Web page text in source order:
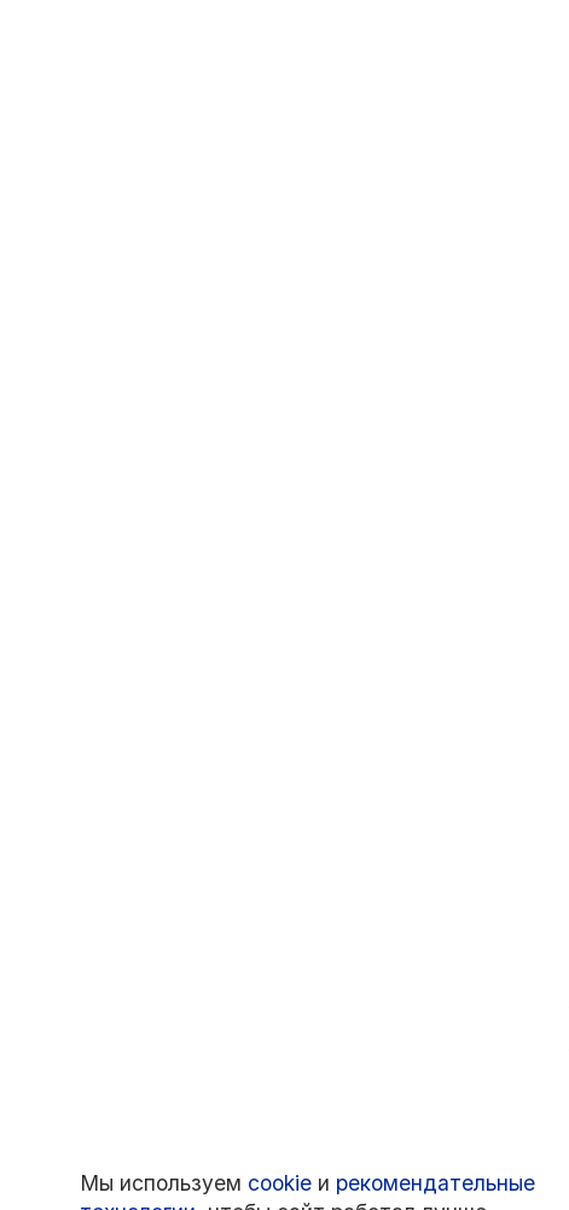
Мы используем cookie и рекомендательные